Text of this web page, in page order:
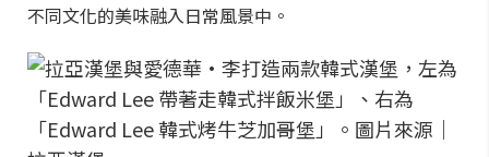
不同文化的美味融入日常風景中。